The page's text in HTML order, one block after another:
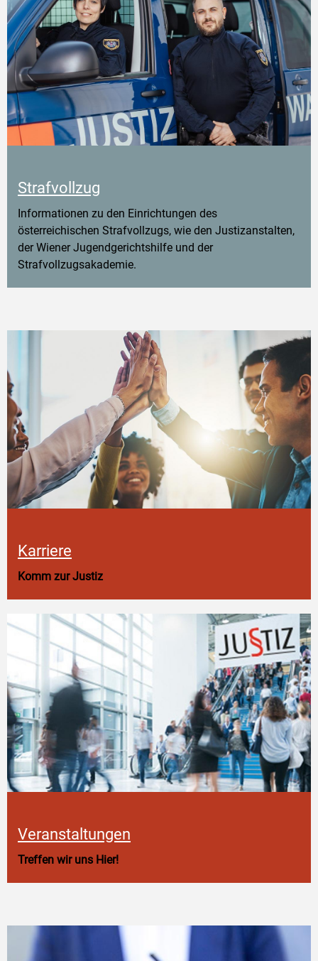
Strafvollzug
Informationen zu den Einrichtungen des
österreichischen Strafvollzugs, wie den Justizanstalten,
der Wiener Jugendgerichtshilfe und der
Strafvollzugsakademie.
Karriere
Komm zur Justiz
Veranstaltungen
Treffen wir uns Hier!